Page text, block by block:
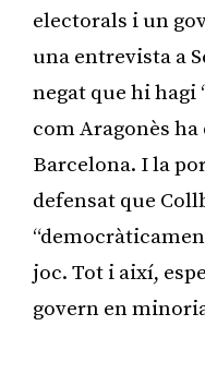
electorals i un
una entrevista a
negat que hi hagi
com Aragonès
Barcelona. I la
defensat que
joc. Tot i així,
govern en